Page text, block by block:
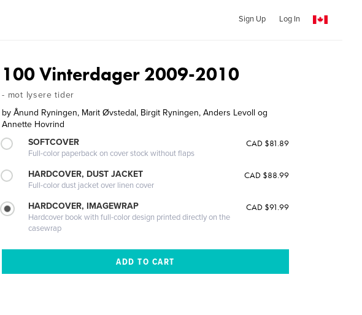
Sign Up Log In
100 Vinterdager 2009-2010
- mot lysere tider
by Ånund Ryningen, Marit Øvstedal, Birgit Ryningen, Anders Levoll og
Annette Hovrind
SOFTCOVER
Full-color paperback on cover stock without flaps
CAD $81.89
HARDCOVER, DUST JACKET
Full-color dust jacket over linen cover
CAD $88.99
HARDCOVER, IMAGEWRAP
Hardcover book with full-color design printed directly on the
casewrap
CAD $91.99